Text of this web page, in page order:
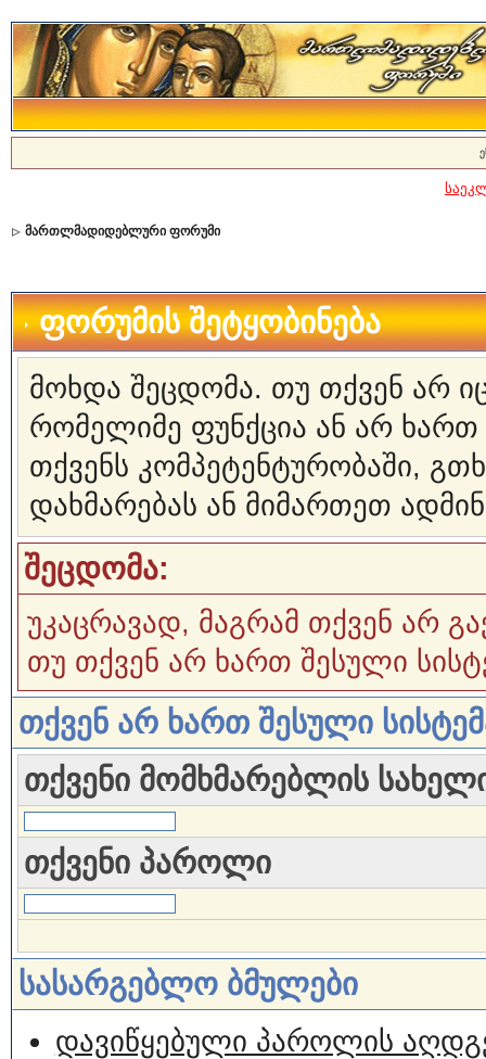
მართლმადიდებლური ფორუმი
ფორუმის შეტყობინება
მოხდა შეცდომა. თუ თქვენ არ
რომელიმე ფუნქცია ან არ ხართ
თქვენს კომპეტენტურობაში,
დახმარებას ან მიმართეთ
შეცდომა:
უკაცრავად, მაგრამ თქვენ არ
თუ თქვენ არ ხართ შესული
თქვენ არ ხართ შესული
თქვენი მომხმარებლის
თქვენი პაროლი
სასარგებლო ბმულები
დავიწყებული პაროლის